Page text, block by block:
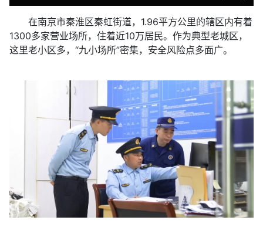
在南京市秦淮区秦虹街道，1.96平方公里的辖区内有着
1300多家营业场所，住着近10万居民。作为典型老城区，
这里老小区多，“九小场所”密集，安全风险点多面广。